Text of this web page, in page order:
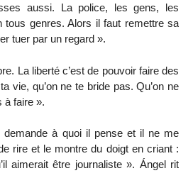
aussi. La police, les gens, les
tous genres. Alors il faut remettre sa
tuer par un regard ».
La liberté c’est de pouvoir faire des
vie, qu’on ne te bride pas. Qu’on ne
à faire ».
à quoi il pense et il ne me
rire et le montre du doigt en criant :
aimerait être journaliste ». Ángel rit